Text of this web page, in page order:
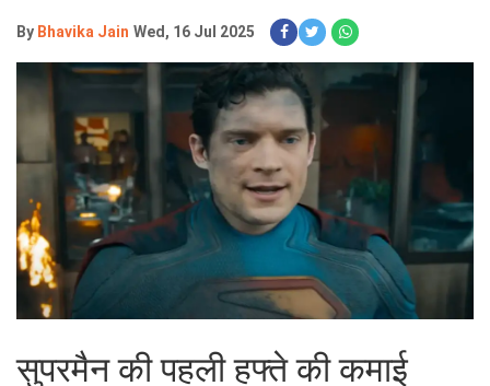
By Bhavika Jain Wed, 16 Jul 2025
सुपरमैन की पहली हफ्ते की कमाई